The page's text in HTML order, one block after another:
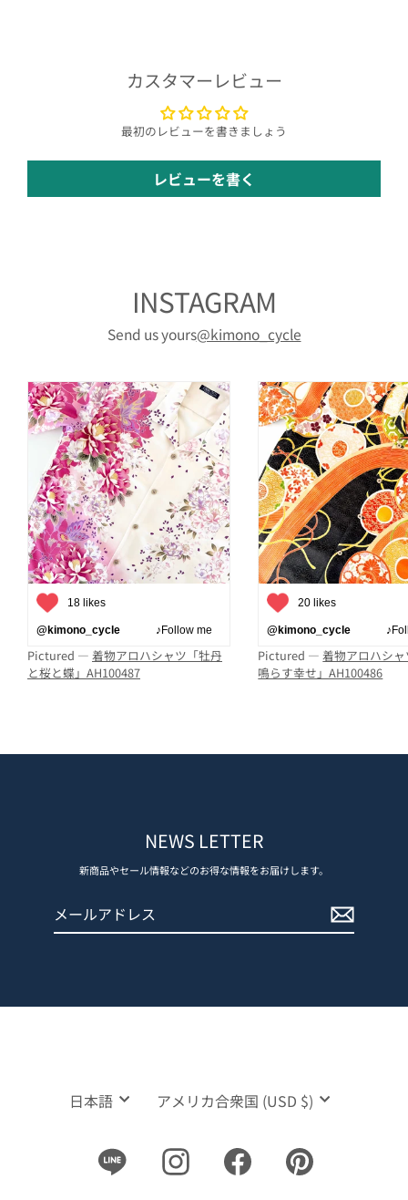
カスタマーレビュー
最初のレビューを書きましょう
レビューを書く
INSTAGRAM
Send us yours@kimono_cycle
18 likes
@kimono_cycle ♪Follow me
Pictured — 着物アロハシャツ「牡丹
と桜と蝶」AH100487
20 likes
@kimono_cycle
Pictured —着物アロハシ
鳴らす幸せ」AH100486
NEWS LETTER
新商品やセール情報などのお得な情報をお届けします。
言
日本語
通
アメリカ合衆国 (USD $)
Instagram Facebook